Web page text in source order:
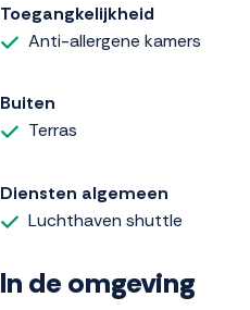
Toegangkelijkheid
Anti-allergene kamers
Buiten
Terras
Diensten algemeen
Luchthaven shuttle
In de omgeving